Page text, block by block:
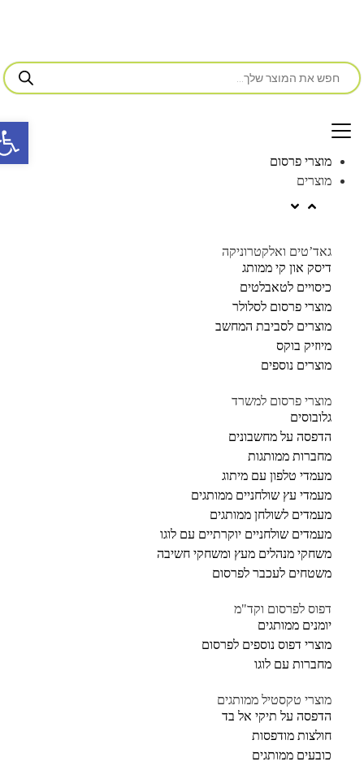
מוצרי פרסום
מוצרים
גאד’טים ואלקטרוניקה
דיסק און קי ממותג
כיסויים לטאבלטים
מוצרי פרסום לסלולר
מוצרים לסביבת המחשב
מיוזיק בוקס
מוצרים נוספים
מוצרי פרסום למשרד
גלובוסים
הדפסה על מחשבונים
מחברות ממותגות
מעמדי טלפון עם מיתוג
מעמדי עץ שולחניים ממותגים
מעמדים לשולחן ממותגים
מעמדים שולחניים יוקרתיים עם לוגו
משחקי מנהלים מעץ ומשחקי חשיבה
משטחים לעכבר לפרסום
דפוס לפרסום וקד"מ
יומנים ממותגים
מוצרי דפוס נוספים לפרסום
מחברות עם לוגו
מוצרי טקסטיל ממותגים
הדפסה על תיקי אל בד
חולצות מודפסות
כובעים ממותגים
פתח